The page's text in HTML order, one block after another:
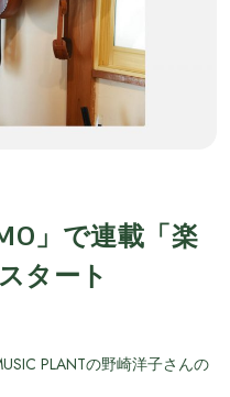
」で連載「楽
タート
PLANTの野崎洋子さんの